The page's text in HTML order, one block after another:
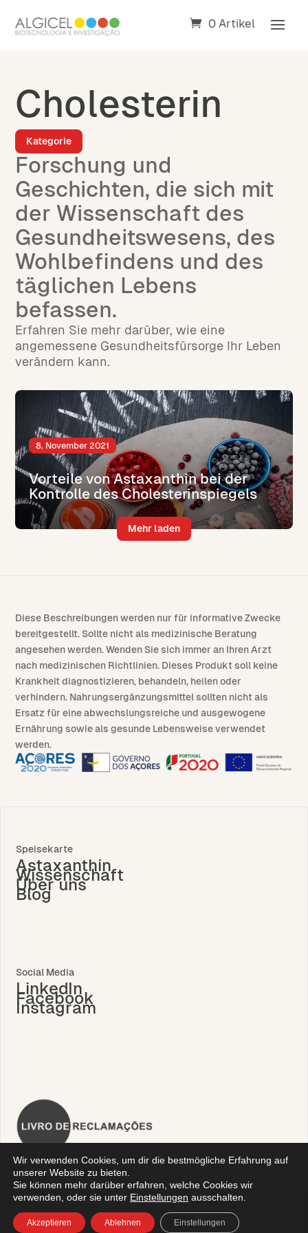
0 Artikel
Cholesterin
Kategorie
Forschung und
Geschichten, die sich mit
der Wissenschaft des
Gesundheitswesens, des
Wohlbefindens und des
täglichen Lebens
befassen.
Erfahren Sie mehr darüber, wie eine
angemessene Gesundheitsfürsorge Ihr Leben
verändern kann.
Vorteile von Astaxanthin bei der
Kontrolle des Cholesterinspiegels
8. November 2021
Mehr laden
Diese Beschreibungen werden nur für informative Zwecke
bereitgestellt. Sollte nicht als medizinische Beratung
angesehen werden. Wenden Sie sich immer an Ihren Arzt
nach medizinischen Richtlinien. Dieses Produkt soll keine
Krankheit diagnostizieren, behandeln, heilen oder
verhindern. Nahrungsergänzungsmittel sollten nicht als
Ersatz für eine abwechslungsreiche und ausgewogene
Ernährung sowie als gesunde Lebensweise verwendet
werden.
Speisekarte
Astaxanthin
Wissenschaft
Über uns
Blog
Social Media
LinkedIn
Facebook
Instagram
Datenschutzrichtlinie|Geschäftsbedingungen|
Unterstützung| © Algicel. Alle Rechte vorbehalten.
Wir verwenden Cookies, um dir die bestmögliche Erfahrung auf
unserer Website zu bieten.
Sie können mehr darüber erfahren, welche Cookies wir
verwenden, oder sie unter Einstellungen ausschalten.
Akzeptieren Ablehnen Einstellungen